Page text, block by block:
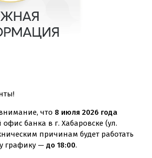
что 8 июля 2026 года
банка в г. Хабаровске (ул.
причинам будет работать
графику — до 18:00.